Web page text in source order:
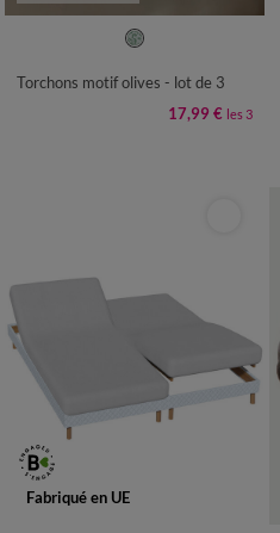
Torchons motif olives - lot de 3
17,99 € les 3
Fabriqué en UE